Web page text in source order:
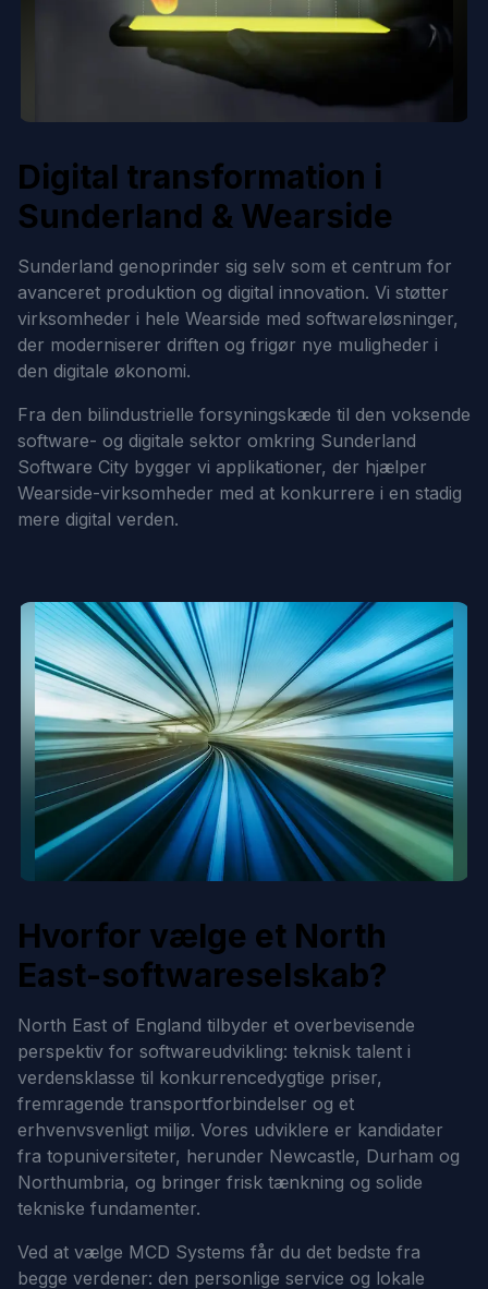
Digital transformation i
Sunderland & Wearside
Sunderland genoprinder sig selv som et centrum for
avanceret produktion og digital innovation. Vi støtter
virksomheder i hele Wearside med softwareløsninger,
der moderniserer driften og frigør nye muligheder i
den digitale økonomi.
Fra den bilindustrielle forsyningskæde til den voksende
software- og digitale sektor omkring Sunderland
Software City bygger vi applikationer, der hjælper
Wearside-virksomheder med at konkurrere i en stadig
mere digital verden.
Hvorfor vælge et North
East-softwareselskab?
North East of England tilbyder et overbevisende
perspektiv for softwareudvikling: teknisk talent i
verdensklasse til konkurrencedygtige priser,
fremragende transportforbindelser og et
erhvenvsvenligt miljø. Vores udviklere er kandidater
fra topuniversiteter, herunder Newcastle, Durham og
Northumbria, og bringer frisk tænkning og solide
tekniske fundamenter.
Ved at vælge MCD Systems får du det bedste fra
begge verdener: den personlige service og lokale